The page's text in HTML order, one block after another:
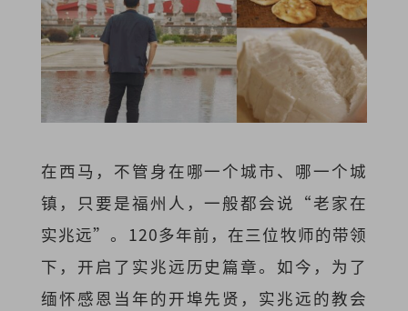
在西马，不管身在哪一个城市、哪一个城
镇，只要是福州人，一般都会说“老家在
实兆远”。120多年前，在三位牧师的带领
下，开启了实兆远历史篇章。如今，为了
缅怀感恩当年的开埠先贤，实兆远的教会